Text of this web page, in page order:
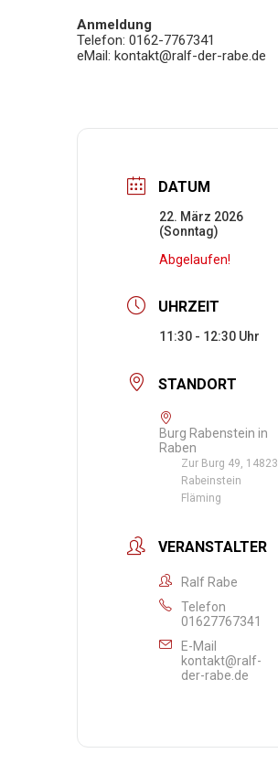
Anmeldung
Telefon: 0162-7767341
eMail: kontakt@ralf-der-rabe.de
DATUM
22. März 2026
(Sonntag)
Abgelaufen!
UHRZEIT
11:30 - 12:30
STANDORT
Burg Rabenstein in
Raben
Zur Burg 49, 14823
Rabeinstein
Fläming
VERANSTALTER
Ralf Rabe
Telefon
01627767341
E-Mail
kontakt@ralf-
der-rabe.de